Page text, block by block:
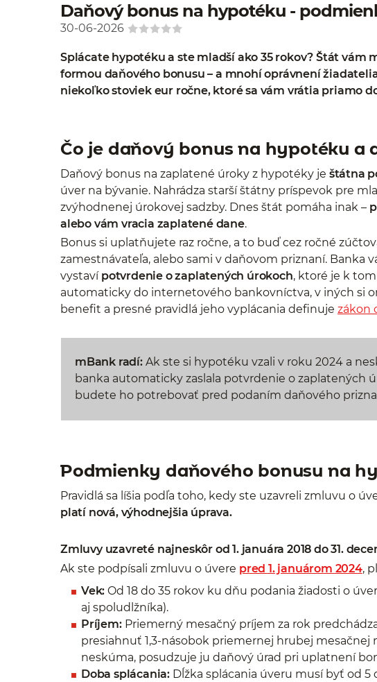
Daňový bonus na hypotéku -
30-06-2026
Splácate hypotéku a ste mladší ako 35 rokov? Štát vám
formou daňového bonusu – a mnohí oprávnení
niekoľko stoviek eur ročne, ktoré sa vám vrátia priamo
Čo je daňový bonus na hypotéku a
Daňový bonus na zaplatené úroky z hypotéky je štátna
úver na bývanie. Nahrádza starší štátny príspevok pre
zvýhodnenej úrokovej sadzby. Dnes štát pomáha inak –
alebo vám vracia zaplatené dane.
Bonus si uplatňujete raz ročne, a to buď cez ročné
zamestnávateľa, alebo sami v daňovom priznaní. Banka
vystaví potvrdenie o zaplatených úrokoch, ktoré je k
automaticky do internetového bankovníctva, v iných si
benefit a presné pravidlá jeho vyplácania definuje zákon
mBank radí: Ak ste si hypotéku vzali v roku 2024 a
banka automaticky zaslala potvrdenie o zaplatených
budete ho potrebovať pred podaním daňového
Podmienky daňového bonusu na
Pravidlá sa líšia podľa toho, kedy ste uzavreli zmluvu o
platí nová, výhodnejšia úprava.
Zmluvy uzavreté najneskôr od 1. januára 2018 do 31.
Ak ste podpísali zmluvu o úvere pred 1. januárom 2024,
Vek: Od 18 do 35 rokov ku dňu podania žiadosti o
aj spoludlžníka).
Príjem:Priemerný mesačný príjem za rok
presiahnuť 1,3-násobok priemernej hrubej
neskúma, posudzuje ju daňový úrad pri uplatnení
Doba splácania: Dĺžka splácania úveru musí byť od 5